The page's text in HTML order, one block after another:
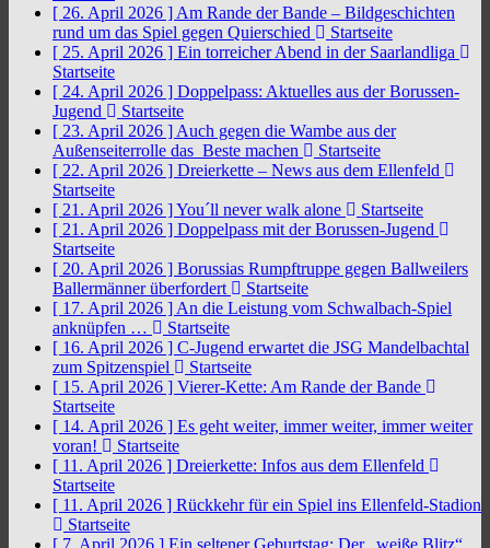
[ 26. April 2026 ] Am Rande der Bande – Bildgeschichten
rund um das Spiel gegen Quierschied
Startseite
[ 25. April 2026 ] Ein torreicher Abend in der Saarlandliga
Startseite
[ 24. April 2026 ] Doppelpass: Aktuelles aus der Borussen-
Jugend
Startseite
[ 23. April 2026 ] Auch gegen die Wambe aus der
Außenseiterrolle das Beste machen
Startseite
[ 22. April 2026 ] Dreierkette – News aus dem Ellenfeld
Startseite
[ 21. April 2026 ]You´ll never walk alone
Startseite
[ 21. April 2026 ] Doppelpass mit der Borussen-Jugend
Startseite
[ 20. April 2026 ] Borussias Rumpftruppe gegen Ballweilers
Ballermänner überfordert
Startseite
[ 17. April 2026 ] An die Leistung vom Schwalbach-Spiel
anknüpfen …
Startseite
[ 16. April 2026 ] C-Jugend erwartet die JSG Mandelbachtal
zum Spitzenspiel
Startseite
[ 15. April 2026 ] Vierer-Kette: Am Rande der Bande
Startseite
[ 14. April 2026 ] Es geht weiter, immer weiter, immer weiter
voran!
Startseite
[ 11. April 2026 ] Dreierkette: Infos aus dem Ellenfeld
Startseite
[ 11. April 2026 ] Rückkehr für ein Spiel ins Ellenfeld-Stadion
Startseite
[ 7. April 2026 ] Ein seltener Geburtstag: Der „weiße Blitz“